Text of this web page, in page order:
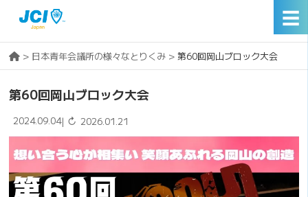
☰
> 日本青年会議所の様々なとりくみ > 第60回岡山ブロック大会
第60回岡山ブロック大会
2024.09.04| ↻ 2026.01.21